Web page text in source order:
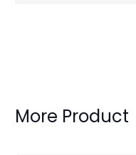
More Product